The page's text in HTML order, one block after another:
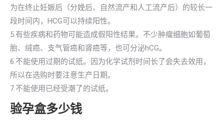
为在终止妊娠后（分娩后、自然流产和人工流产后）的较长一
段时间内，HCG可以持续阳性。
5.有些疾病和药物可能造成假阳性结果。不少肿瘤细胞如葡萄
胎、绒癌、支气管癌和肾癌等，也可分泌hCG。
6.不能使用过期的试纸。因为化学试剂时间长了会失去效用，
所以在选购时要注意生产日期。
7.不能使用已经受潮了的试纸。
验孕盒多少钱